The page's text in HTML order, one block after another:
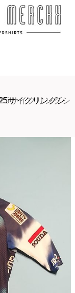
サイクリングシ
サイクリングシ